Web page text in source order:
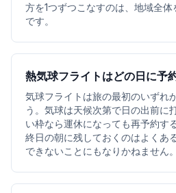
方を1つずつこなすのは、地域全
です。
熱気球フライトはどの日に予
気球フライトは旅の最初のいずれ
う。気球は天候次第で日の出前に
い枠なら運休になっても再予約す
終日の朝に残しておくのはよくあ
できないことにもなりかねません。